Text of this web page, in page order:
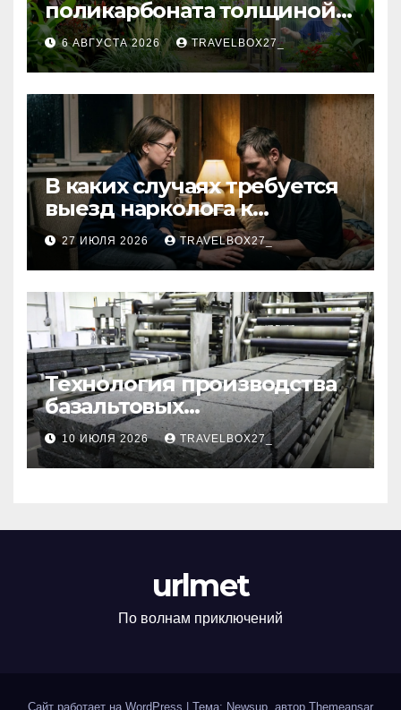
поликарбоната толщиной 4
и 6 мм
6 АВГУСТА 2026 TRAVELBOX27_
В каких случаях требуется
выезд нарколога к
пациенту
27 ИЮЛЯ 2026 TRAVELBOX27_
Технология производства
базальтовых
теплоизоляционных плит
по ГОСТ
10 ИЮЛЯ 2026 TRAVELBOX27_
urlmet
По волнам приключений
Сайт работает на WordPress Тема: Newsup, автор Themeansar